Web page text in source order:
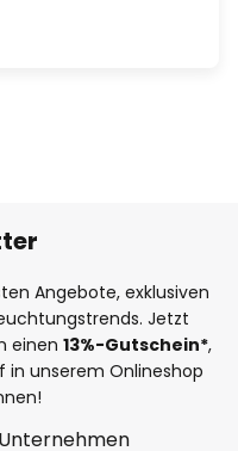
Angebote, exklusiven
Jetzt
einen 13%-Gutschein*,
in unserem Onlineshop
Unternehmen